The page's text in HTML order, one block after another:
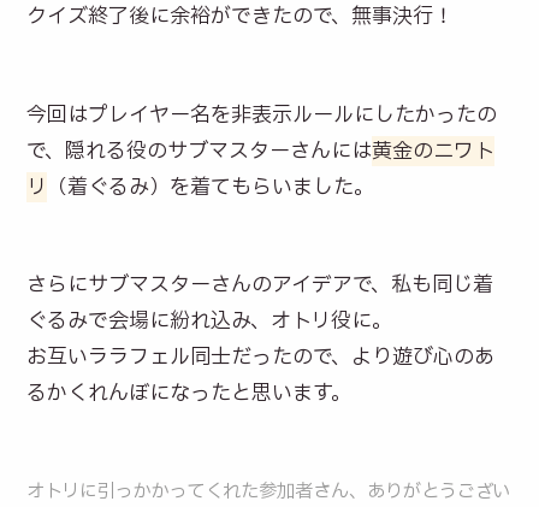
クイズ終了後に余裕ができたので、無事決行！
今回はプレイヤー名を非表示ルールにしたかったの
で、隠れる役のサブマスターさんには黄金のニワト
リ （着ぐるみ）を着てもらいました。
さらにサブマスターさんのアイデアで、私も同じ着
ぐるみで会場に紛れ込み、オトリ役に。
お互いララフェル同士だったので、より遊び心のあ
るかくれんぼになったと思います。
オトリに引っかかってくれた参加者さん、ありがとうござい